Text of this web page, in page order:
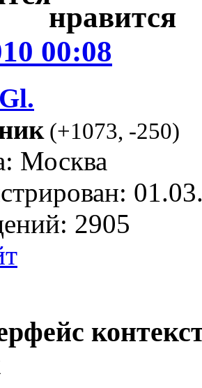
00:08
(+1073, -250)
Москва
2905